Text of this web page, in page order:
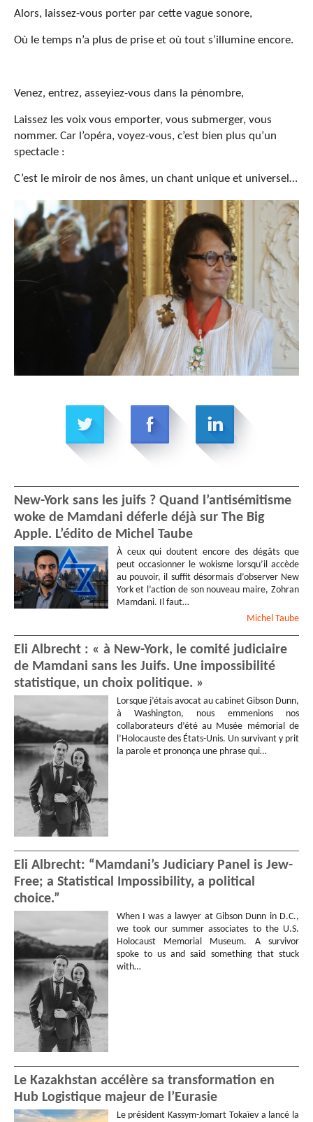
Alors, laissez-vous porter par cette vague sonore,
Où le temps n’a plus de prise et où tout s’illumine encore.
Venez, entrez, asseyiez-vous dans la pénombre,
Laissez les voix vous emporter, vous submerger, vous
nommer. Car l’opéra, voyez-vous, c’est bien plus qu’un
spectacle :
C’est le miroir de nos âmes, un chant unique et universel…
New-York sans les juifs ? Quand l’antisémitisme
woke de Mamdani déferle déjà sur The Big
Apple. L’édito de Michel Taube
À ceux qui doutent encore des dégâts que
peut occasionner le wokisme lorsqu’il accède
au pouvoir, il suffit désormais d’observer New
York et l’action de son nouveau maire, Zohran
Mamdani. Il faut…
Michel Taube
Eli Albrecht : « à New-York, le comité judiciaire
de Mamdani sans les Juifs. Une impossibilité
statistique, un choix politique. »
Lorsque j’étais avocat au cabinet Gibson Dunn,
à Washington, nous emmenions nos
collaborateurs d’été au Musée mémorial de
l’Holocauste des États-Unis. Un survivant y prit
la parole et prononça une phrase qui…
Eli Albrecht: “Mamdani’s Judiciary Panel is Jew-
Free; a Statistical Impossibility, a political
choice.”
When I was a lawyer at Gibson Dunn in D.C.,
we took our summer associates to the U.S.
Holocaust Memorial Museum. A survivor
spoke to us and said something that stuck
with…
Le Kazakhstan accélère sa transformation en
Hub Logistique majeur de l’Eurasie
Le président Kassym-Jomart Tokaïev a lancé la